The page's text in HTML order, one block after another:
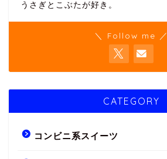
うさぎとこぶたが好き。
＼ Follow me ／
CATEGORY
コンビニ系スイーツ